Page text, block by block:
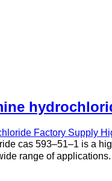
cas 593–51–1 is a
range of